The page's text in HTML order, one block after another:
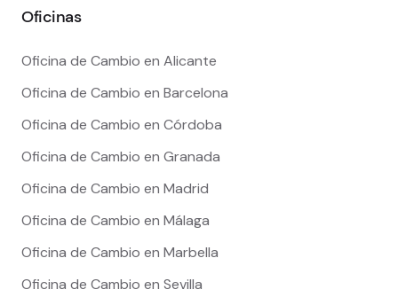
Oficinas
Oficina de Cambio en Alicante
Oficina de Cambio en Barcelona
Oficina de Cambio en Córdoba
Oficina de Cambio en Granada
Oficina de Cambio en Madrid
Oficina de Cambio en Málaga
Oficina de Cambio en Marbella
Oficina de Cambio en Sevilla